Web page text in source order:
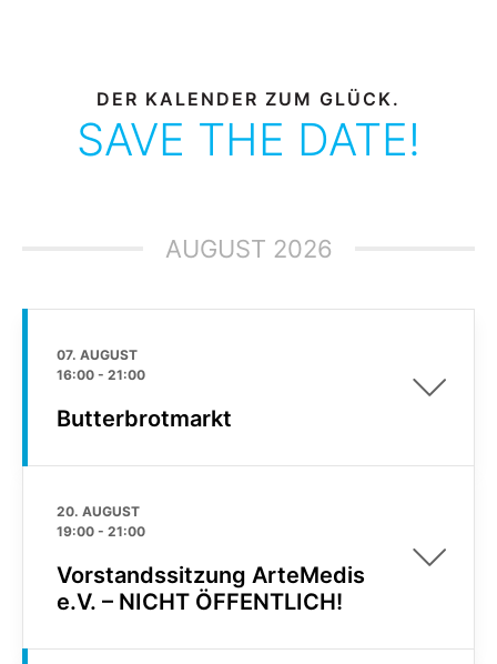
DER KALENDER ZUM GLÜCK.
SAVE THE DATE!
AUGUST 2026
07. AUGUST
16:00 - 21:00
Butterbrotmarkt
20. AUGUST
19:00 - 21:00
Vorstandssitzung ArteMedis
e.V. – NICHT ÖFFENTLICH!